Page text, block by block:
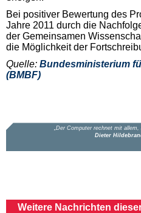
Bei positiver Bewertung des
Jahre 2011 durch die
der Gemeinsamen
die Möglichkeit der
Quelle: Bundesministerium
(BMBF)
Weitere Nachrichten